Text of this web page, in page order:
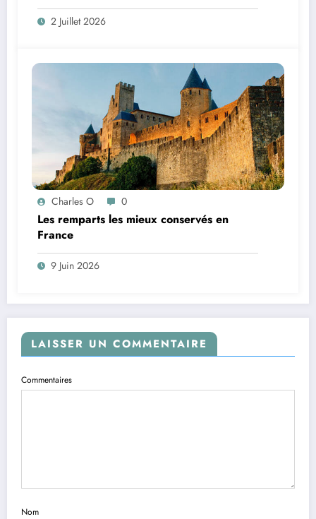
2 Juillet 2026
Charles O 0
Les remparts les mieux conservés en
France
9 Juin 2026
LAISSER UN COMMENTAIRE
Commentaires
Nom